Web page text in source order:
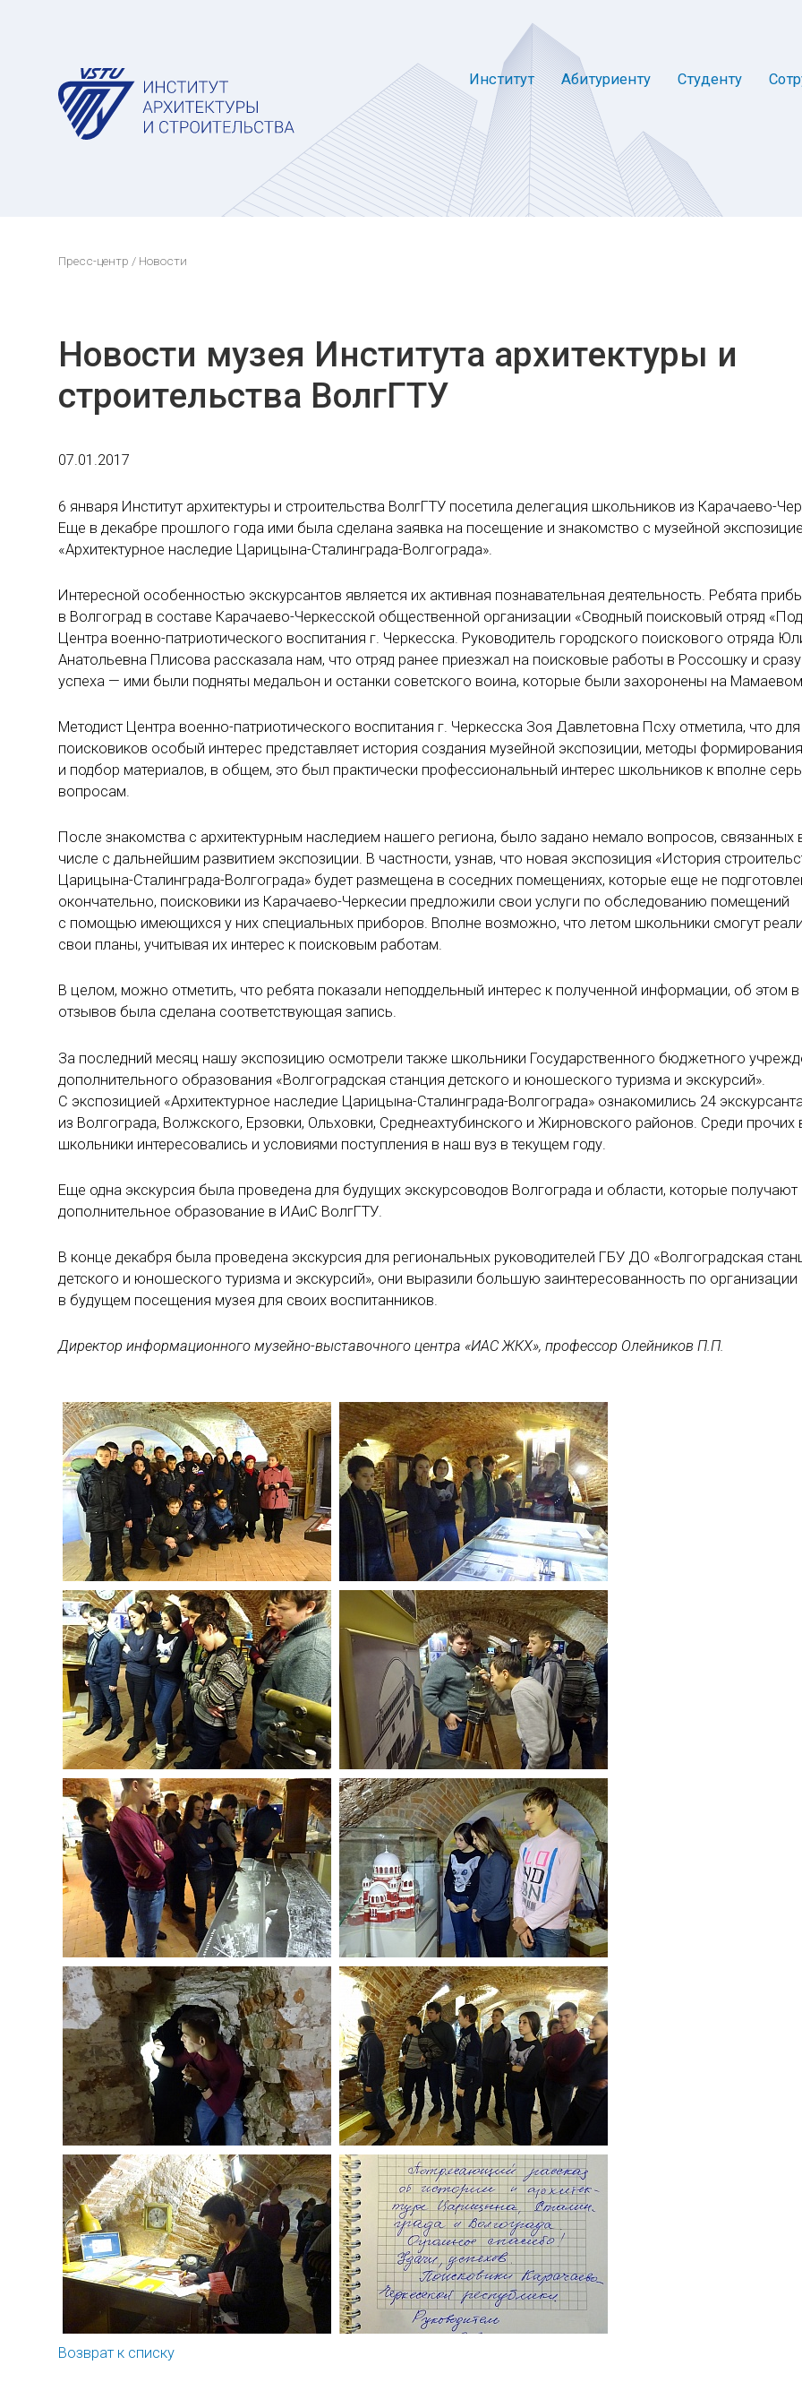
Институт Абитуриенту Студенту
Пресс-центр / Новости
Новости музея Института архитектуры и
строительства ВолгГТУ
07.01.2017
6 января Институт архитектуры и строительства ВолгГТУ посетила делегация школьников из Карачаево-
Еще в декабре прошлого года ими была сделана заявка на посещение и знакомство с музейной
«Архитектурное наследие Царицына-Сталинграда-Волгограда».
Интересной особенностью экскурсантов является их активная познавательная деятельность. Ребята
в Волгоград в составе Карачаево-Черкесской общественной организации «Сводный поисковый отряд
Центра военно-патриотического воспитания г. Черкесска. Руководитель городского поискового отряда
Анатольевна Плисова рассказала нам, что отряд ранее приезжал на поисковые работы в Россошку и
успеха — ими были подняты медальон и останки советского воина, которые были захоронены на
Методист Центра военно-патриотического воспитания г. Черкесска Зоя Давлетовна Псху отметила, что
поисковиков особый интерес представляет история создания музейной экспозиции, методы формирования
и подбор материалов, в общем, это был практически профессиональный интерес школьников к вполне
вопросам.
После знакомства с архитектурным наследием нашего региона, было задано немало вопросов, связанных
числе с дальнейшим развитием экспозиции. В частности, узнав, что новая экспозиция «История
Царицына-Сталинграда-Волгограда» будет размещена в соседних помещениях, которые еще не
окончательно, поисковики из Карачаево-Черкесии предложили свои услуги по обследованию помещений
с помощью имеющихся у них специальных приборов. Вполне возможно, что летом школьники смогут
свои планы, учитывая их интерес к поисковым работам.
В целом, можно отметить, что ребята показали неподдельный интерес к полученной информации, об этом в
отзывов была сделана соответствующая запись.
За последний месяц нашу экспозицию осмотрели также школьники Государственного бюджетного
дополнительного образования «Волгоградская станция детского и юношеского туризма и экскурсий».
С экспозицией «Архитектурное наследие Царицына-Сталинграда-Волгограда» ознакомились 24
из Волгограда, Волжского, Ерзовки, Ольховки, Среднеахтубинского и Жирновского районов. Среди прочих
школьники интересовались и условиями поступления в наш вуз в текущем году.
Еще одна экскурсия была проведена для будущих экскурсоводов Волгограда и области, которые получают
дополнительное образование в ИАиС ВолгГТУ.
В конце декабря была проведена экскурсия для региональных руководителей ГБУ ДО «Волгоградская
детского и юношеского туризма и экскурсий», они выразили большую заинтересованность по организации
в будущем посещения музея для своих воспитанников.
Директор информационного музейно-выставочного центра «ИАС ЖКХ», профессор Олейников П.П.
Возврат к списку